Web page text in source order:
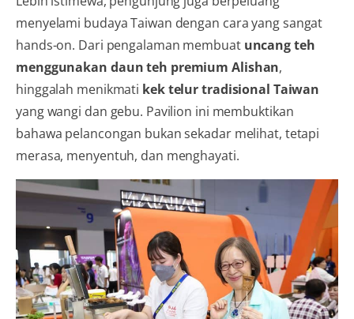
menyelami budaya Taiwan dengan cara yang sangat
hands-on. Dari pengalaman membuat uncang teh
menggunakan daun teh premium Alishan,
hinggalah menikmati kek telur tradisional Taiwan
yang wangi dan gebu. Pavilion ini membuktikan
bahawa pelancongan bukan sekadar melihat, tetapi
merasa, menyentuh, dan menghayati.